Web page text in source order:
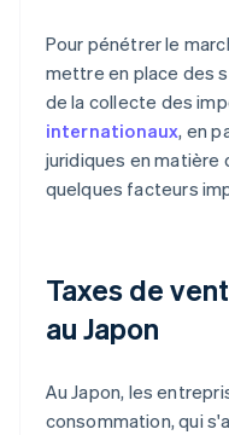
Pour pénétrer le
mettre en place des
de la collecte des
internationaux, en
juridiques en matière
quelques facteurs
Taxes de
au Japon
Au Japon, les
consommation, qui